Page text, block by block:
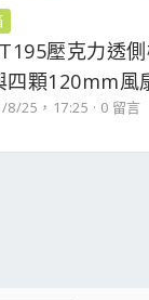
壓克力透
四顆120mm風
8/25，17:25 0 留言